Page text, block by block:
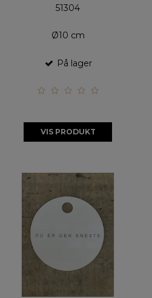
51304
Ø10 cm
På lager
VIS PRODUKT